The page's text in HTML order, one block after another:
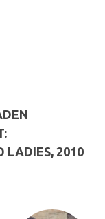
LADIES, 2010